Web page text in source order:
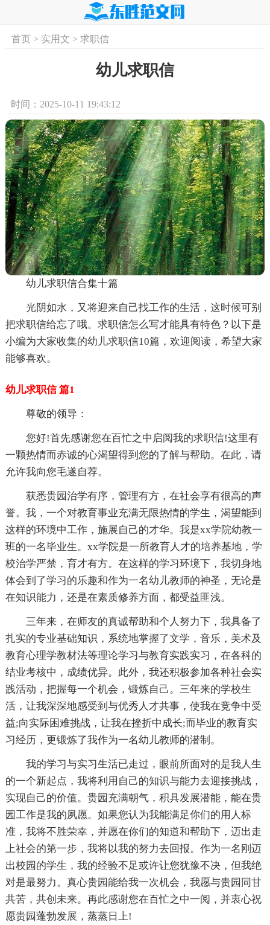
首页 实用文
首页> 实用文 > 求职信
幼儿求职信
时间：2025-10-11 19:43:12
幼儿求职信合集十篇
光阴如水，又将迎来自己找工作的生活，这时候可别
把求职信给忘了哦。求职信怎么写才能具有特色？以下是
小编为大家收集的幼儿求职信10篇，欢迎阅读，希望大家
能够喜欢。
幼儿求职信 篇1
尊敬的领导：
您好!首先感谢您在百忙之中启阅我的求职信!这里有
一颗热情而赤诚的心渴望得到您的了解与帮助。在此，请
允许我向您毛遂自荐。
获悉贵园治学有序，管理有方，在社会享有很高的声
誉。我，一个对教育事业充满无限热情的学生，渴望能到
这样的环境中工作，施展自己的才华。我是xx学院幼教一
班的一名毕业生。xx学院是一所教育人才的培养基地，学
校治学严禁，育才有方。在这样的学习环境下，我切身地
体会到了学习的乐趣和作为一名幼儿教师的神圣，无论是
在知识能力，还是在素质修养方面，都受益匪浅。
三年来，在师友的真诚帮助和个人努力下，我具备了
扎实的专业基础知识，系统地掌握了文学，音乐，美术及
教育心理学教材法等理论学习与教育实践实习，在各科的
结业考核中，成绩优异。此外，我还积极参加各种社会实
践活动，把握每一个机会，锻炼自己。三年来的学校生
活，让我深深地感受到与优秀人才共事，使我在竞争中受
益;向实际困难挑战，让我在挫折中成长;而毕业的教育实
习经历，更锻炼了我作为一名幼儿教师的潜制。
我的学习与实习生活已走过，眼前所面对的是我人生
的一个新起点，我将利用自己的知识与能力去迎接挑战，
实现自己的价值。贵园充满朝气，积具发展潜能，能在贵
园工作是我的夙愿。如果您认为我能满足你们的用人标
准，我将不胜荣幸，并愿在你们的知道和帮助下，迈出走
上社会的第一步，我将以我的努力去回报。作为一名刚迈
出校园的学生，我的经验不足或许让您犹豫不决，但我绝
对是最努力。真心贵园能给我一次机会，我愿与贵园同甘
共苦，共创未来。再此感谢您在百忙之中一阅，并衷心祝
愿贵园蓬勃发展，蒸蒸日上!